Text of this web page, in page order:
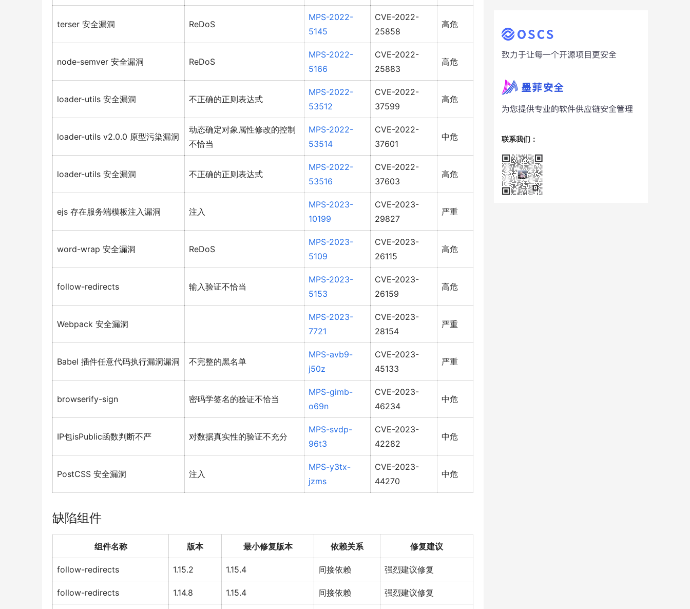
terser 安全漏洞 ReDoS
MPS-2022-
5145
CVE-2022-
25858
高危
node-semver 安全漏洞 ReDoS
MPS-2022-
5166
CVE-2022-
25883
高危
loader-utils 安全漏洞 不正确的正则表达式
MPS-2022-
53512
CVE-2022-
37599
高危
loader-utils v2.0.0 原型污染漏洞
动态确定对象属性修改的控制
不恰当
MPS-2022-
53514
CVE-2022-
37601
中危
loader-utils 安全漏洞 不正确的正则表达式
MPS-2022-
53516
CVE-2022-
37603
高危
ejs 存在服务端模板注入漏洞 注入
MPS-2023-
10199
CVE-2023-
29827
严重
word-wrap 安全漏洞 ReDoS
MPS-2023-
5109
CVE-2023-
26115
高危
follow-redirects 输入验证不恰当
MPS-2023-
5153
CVE-2023-
26159
高危
Webpack 安全漏洞
MPS-2023-
7721
CVE-2023-
28154
严重
Babel 插件任意代码执行漏洞漏洞 不完整的黑名单
MPS-avb9-
j50z
CVE-2023-
45133
严重
browserify-sign 密码学签名的验证不恰当
MPS-gimb-
o69n
CVE-2023-
46234
中危
IP包isPublic函数判断不严 对数据真实性的验证不充分
MPS-svdp-
96t3
CVE-2023-
42282
中危
PostCSS 安全漏洞 注入
MPS-y3tx-
jzms
CVE-2023-
44270
中危
缺陷组件
组件名称 版本 最小修复版本 依赖关系 修复建议
follow-redirects 1.15.2 1.15.4 间接依赖 强烈建议修复
follow-redirects 1.14.8 1.15.4 间接依赖 强烈建议修复
联系我们：